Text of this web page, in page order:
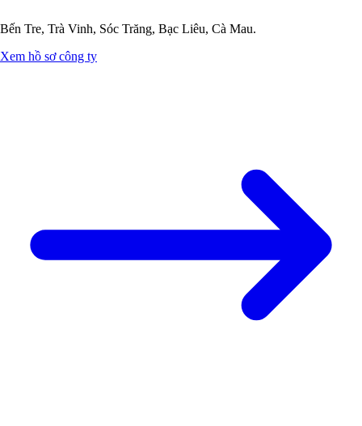
Bến Tre, Trà Vinh, Sóc Trăng, Bạc Liêu, Cà Mau.
Xem hồ sơ công ty